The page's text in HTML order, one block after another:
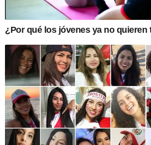
¿Por qué los jóvenes ya no quieren